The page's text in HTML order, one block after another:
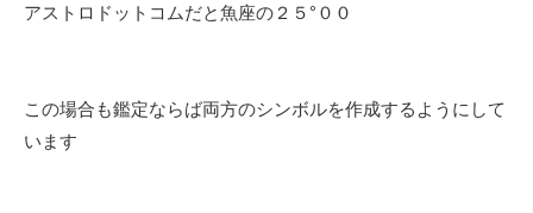
アストロドットコムだと魚座の２５°００
この場合も鑑定ならば両方のシンボルを作成するようにして
います